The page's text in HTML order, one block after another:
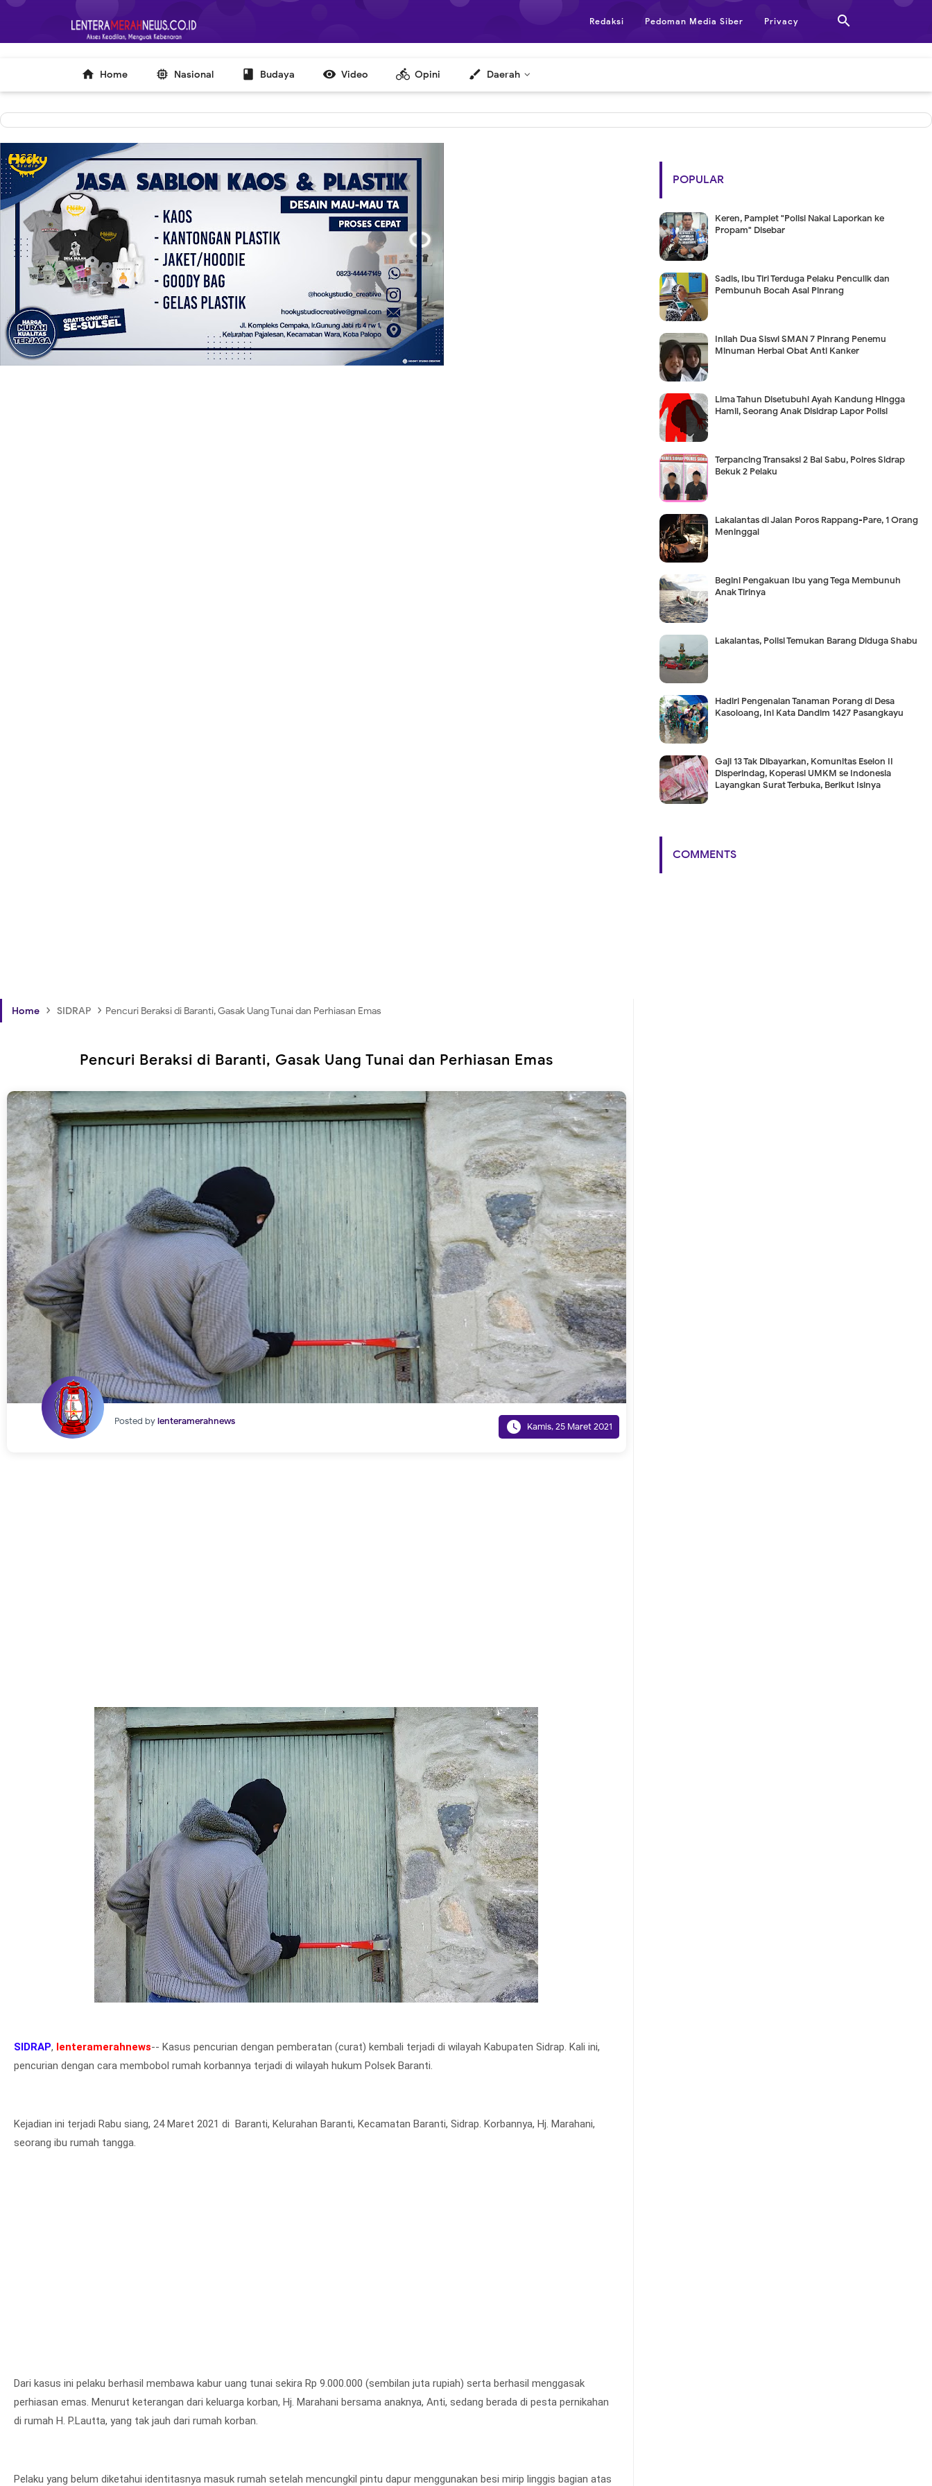
-->

Redaksi Pedoman Media Siber Privacy
 Home  Nasional  Budaya  Video directions_bike Opini brush Daerah
Home › SIDRAP › Pencuri Beraksi di Baranti, Gasak Uang Tunai dan Perhiasan Emas
Pencuri Beraksi di Baranti, Gasak Uang Tunai dan Perhiasan Emas
Posted bylenteramerahnews  Kamis, 25 Maret 2021
SIDRAP, lenteramerahnews-- Kasus pencurian dengan pemberatan (curat) kembali terjadi di wilayah Kabupaten Sidrap. Kali ini,
pencurian dengan cara membobol rumah korbannya terjadi di wilayah hukum Polsek Baranti.
Kejadian ini terjadi Rabu siang, 24 Maret 2021 di Baranti, Kelurahan Baranti, Kecamatan Baranti, Sidrap. Korbannya, Hj. Marahani,
seorang ibu rumah tangga.
Dari kasus ini pelaku berhasil membawa kabur uang tunai sekira Rp 9.000.000 (sembilan juta rupiah) serta berhasil menggasak
perhiasan emas. Menurut keterangan dari keluarga korban, Hj. Marahani bersama anaknya, Anti, sedang berada di pesta pernikahan
di rumah H. P.Lautta, yang tak jauh dari rumah korban.
Pelaku yang belum diketahui identitasnya masuk rumah setelah mencungkil pintu dapur menggunakan besi mirip linggis bagian atas
POPULAR
Keren, Pamplet "Polisi Nakal Laporkan ke
Propam" Disebar
Sadis, Ibu Tiri Terduga Pelaku Penculik dan
Pembunuh Bocah Asal Pinrang
Inilah Dua Siswi SMAN 7 Pinrang Penemu
Minuman Herbal Obat Anti Kanker
Lima Tahun Disetubuhi Ayah Kandung Hingga
Hamil, Seorang Anak Disidrap Lapor Polisi
Terpancing Transaksi 2 Bal Sabu, Polres Sidrap
Bekuk 2 Pelaku
Lakalantas di Jalan Poros Rappang-Pare, 1 Orang
Meninggal
Begini Pengakuan Ibu yang Tega Membunuh
Anak Tirinya
Lakalantas, Polisi Temukan Barang Diduga Shabu
Hadiri Pengenalan Tanaman Porang di Desa
Kasoloang, Ini Kata Dandim 1427 Pasangkayu
Gaji 13 Tak Dibayarkan, Komunitas Eselon II
Disperindag, Koperasi UMKM se Indonesia
Layangkan Surat Terbuka, Berikut Isinya
COMMENTS